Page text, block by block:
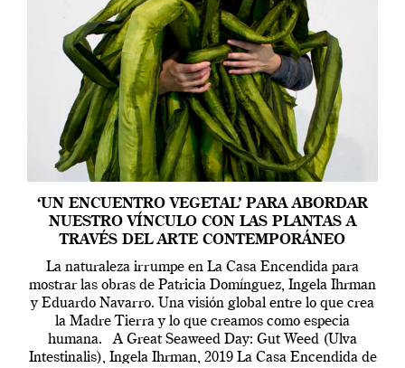
‘UN ENCUENTRO VEGETAL’ PARA ABORDAR
NUESTRO VÍNCULO CON LAS PLANTAS A
TRAVÉS DEL ARTE CONTEMPORÁNEO
La naturaleza irrumpe en La Casa Encendida para
mostrar las obras de Patricia Domínguez, Ingela Ihrman
y Eduardo Navarro. Una visión global entre lo que crea
la Madre Tierra y lo que creamos como especia
humana. A Great Seaweed Day: Gut Weed (Ulva
Intestinalis), Ingela Ihrman, 2019 La Casa Encendida de